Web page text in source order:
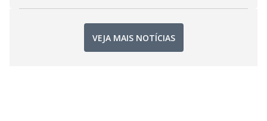
VEJA MAIS NOTÍCIAS